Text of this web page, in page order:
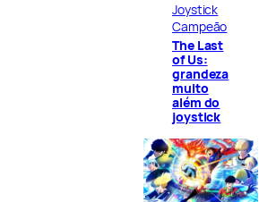
Joystick
Campeão
The Last
of Us:
grandeza
muito
além do
joystick